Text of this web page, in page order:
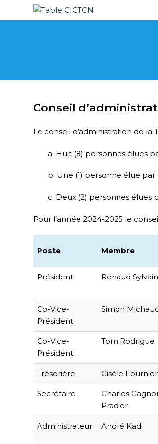
Conseil
Le conseil d’administration de la
a. Huit (8) personnes élues
b. Une (1) personne élue
c. Deux (2) personnes élues
Pour l’année 2024-2025 le
Poste Membre
Président Renaud Sylvain
Co-Vice-
Président
Simon
Co-Vice-
Président
Tom Rodrigue
Trésorière Gisèle Fournier
Secrétaire
Charles
Pradier
Administrateur André Kadi